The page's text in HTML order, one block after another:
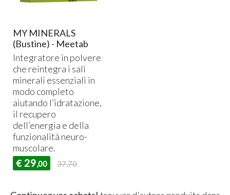
MY MINERALS
(Bustine) - Meetab
Integratore in polvere
che reintegra i sali
minerali essenziali in
modo completo
aiutando l’idratazione,
il recupero
dell’energia e della
funzionalità neuro-
muscolare.
€ 29,00 37,70